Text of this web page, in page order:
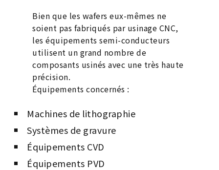
Bien que les wafers eux-mêmes ne
soient pas fabriqués par usinage CNC,
les équipements semi-conducteurs
utilisent un grand nombre de
composants usinés avec une très haute
précision.
Équipements concernés :
Machines de lithographie
Systèmes de gravure
Équipements CVD
Équipements PVD